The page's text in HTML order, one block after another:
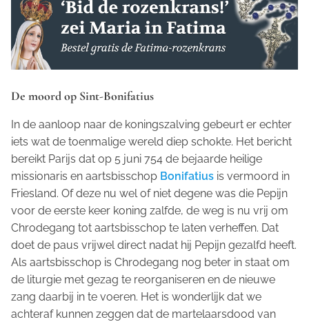
De moord op Sint-Bonifatius
In de aanloop naar de koningszalving gebeurt er echter
iets wat de toenmalige wereld diep schokte. Het bericht
bereikt Parijs dat op 5 juni 754 de bejaarde heilige
missionaris en aartsbisschop Bonifatius is vermoord in
Friesland. Of deze nu wel of niet degene was die Pepijn
voor de eerste keer koning zalfde, de weg is nu vrij om
Chrodegang tot aartsbisschop te laten verheffen. Dat
doet de paus vrijwel direct nadat hij Pepijn gezalfd heeft.
Als aartsbisschop is Chrodegang nog beter in staat om
de liturgie met gezag te reorganiseren en de nieuwe
zang daarbij in te voeren. Het is wonderlijk dat we
achteraf kunnen zeggen dat de martelaarsdood van